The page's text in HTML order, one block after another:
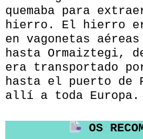
quemaba para
hierro. El hierro
en vagonetas
hasta Ormaiztegi,
era transportado
hasta el puerto de
allí a toda Europa.
OS